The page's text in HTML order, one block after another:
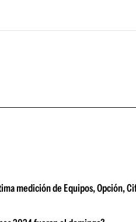
medición de Equipos, Opción,